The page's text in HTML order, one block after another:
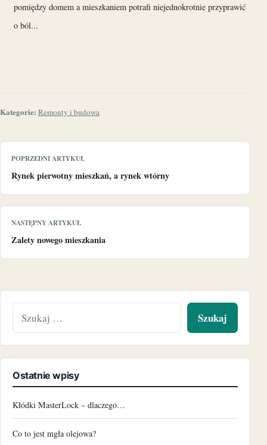
pomiędzy domem a mieszkaniem potrafi niejednokrotnie przyprawić
o ból...
Kategorie: Remonty i budowa
POPRZEDNI ARTYKUŁ
Rynek pierwotny mieszkań, a rynek wtórny
NASTĘPNY ARTYKUŁ
Zalety nowego mieszkania
Ostatnie wpisy
Kłódki MasterLock – dlaczego…
Co to jest mgła olejowa?